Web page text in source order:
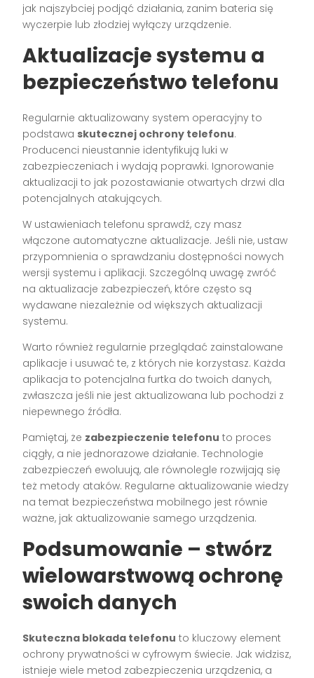
jak najszybciej podjąć działania, zanim bateria się
wyczerpie lub złodziej wyłączy urządzenie.
Aktualizacje systemu a
bezpieczeństwo telefonu
Regularnie aktualizowany system operacyjny to
podstawa skutecznej ochrony telefonu.
Producenci nieustannie identyfikują luki w
zabezpieczeniach i wydają poprawki. Ignorowanie
aktualizacji to jak pozostawianie otwartych drzwi dla
potencjalnych atakujących.
W ustawieniach telefonu sprawdź, czy masz
włączone automatyczne aktualizacje. Jeśli nie, ustaw
przypomnienia o sprawdzaniu dostępności nowych
wersji systemu i aplikacji. Szczególną uwagę zwróć
na aktualizacje zabezpieczeń, które często są
wydawane niezależnie od większych aktualizacji
systemu.
Warto również regularnie przeglądać zainstalowane
aplikacje i usuwać te, z których nie korzystasz. Każda
aplikacja to potencjalna furtka do twoich danych,
zwłaszcza jeśli nie jest aktualizowana lub pochodzi z
niepewnego źródła.
Pamiętaj, że zabezpieczenie telefonu to proces
ciągły, a nie jednorazowe działanie. Technologie
zabezpieczeń ewoluują, ale równolegle rozwijają się
też metody ataków. Regularne aktualizowanie wiedzy
na temat bezpieczeństwa mobilnego jest równie
ważne, jak aktualizowanie samego urządzenia.
Podsumowanie – stwórz
wielowarstwową ochronę
swoich danych
Skuteczna blokada telefonu to kluczowy element
ochrony prywatności w cyfrowym świecie. Jak widzisz,
istnieje wiele metod zabezpieczenia urządzenia, a